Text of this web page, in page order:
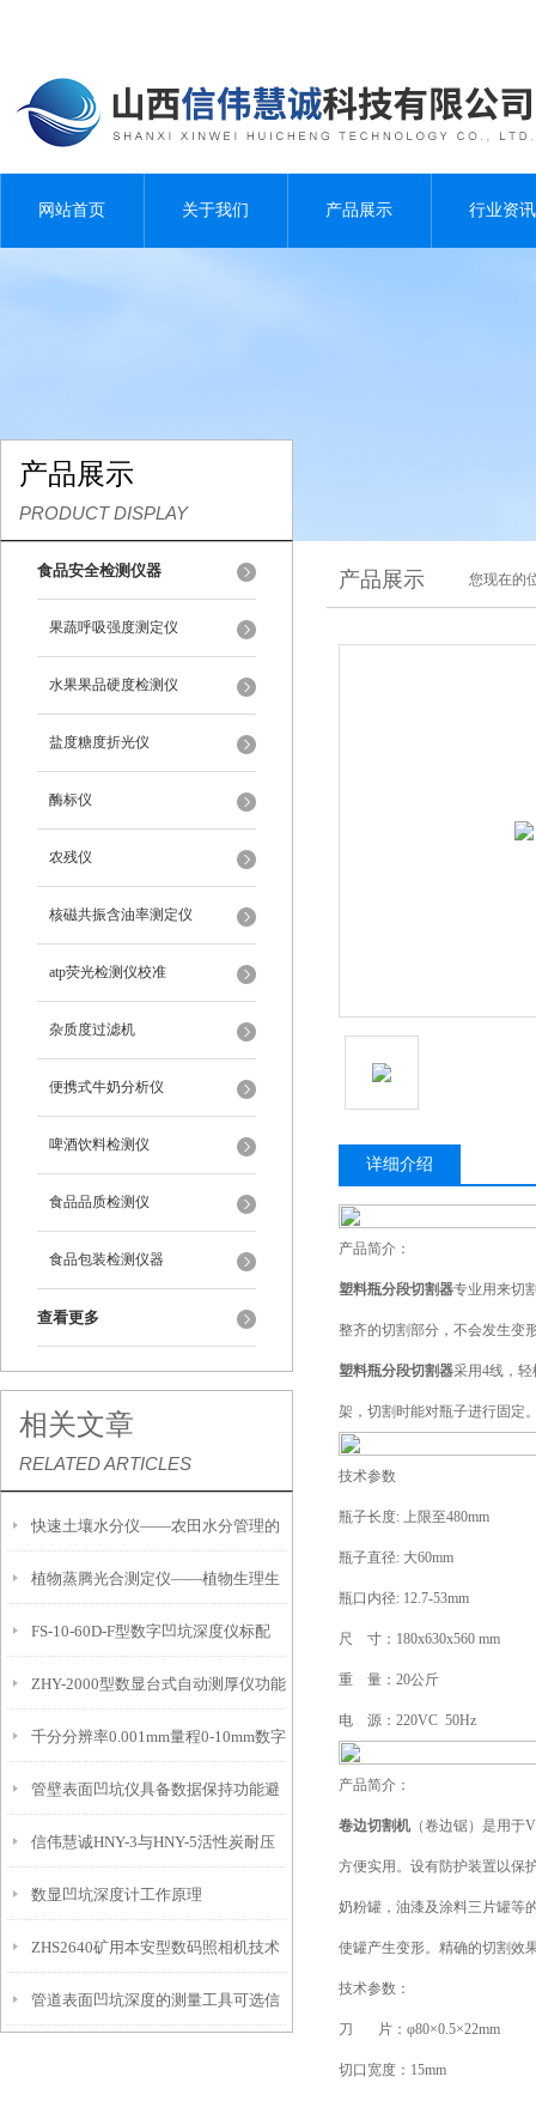
网站首页 关于我们 产品展示 行业资讯
产品展示
PRODUCT DISPLAY
食品安全检测仪器
果蔬呼吸强度测定仪
水果果品硬度检测仪
盐度糖度折光仪
酶标仪
农残仪
核磁共振含油率测定仪
atp荧光检测仪校准
杂质度过滤机
便携式牛奶分析仪
啤酒饮料检测仪
食品品质检测仪
食品包装检测仪器
查看更多
相关文章
RELATED ARTICLES
快速土壤水分仪——农田水分管理的
便携式检测工具
植物蒸腾光合测定仪——植物生理生
态的实时监测设备
FS-10-60D-F型数字凹坑深度仪标配
IP54级表头分辨率0.01mm量程
10mm！
ZHY-2000型数显台式自动测厚仪功能
特点
千分分辨率0.001mm量程0-10mm数字
埋头度仪技术参数！
管壁表面凹坑仪具备数据保持功能避
免测试过程中测针移动导致数据变动
信伟慧诚HNY-3与HNY-5活性炭耐压
强度测定仪技术参数！
数显凹坑深度计工作原理
ZHS2640矿用本安型数码照相机技术
参数！
管道表面凹坑深度的测量工具可选信
产品展示 您现在的
详细介绍
产品简介：
塑料瓶分段切割器专业用来切
整齐的切割部分，不会发生变
塑料瓶分段切割器采用4线，
架，切割时能对瓶子进行固定
技术参数
瓶子长度: 上限至480mm
瓶子直径: 大60mm
瓶口内径: 12.7-53mm
尺 寸：180x630x560 mm
重 量：20公斤
电 源：220VC 50Hz
产品简介：
卷边切割机 （卷边锯）是用
方便实用。设有防护装置以保
奶粉罐，油漆及涂料三片罐等
使罐产生变形。精确的切割效
技术参数：
刀 片：φ80×0.5×22mm
切口宽度：15mm